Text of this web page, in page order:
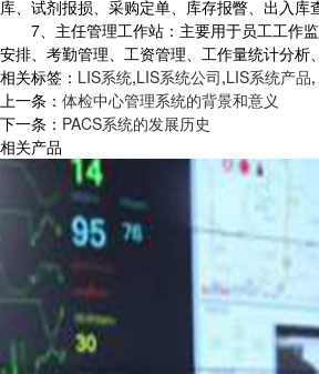
库、试剂报损、采购定单、库存报瞥、出入库
7、主任管理工作站：主要用于员工工作
安排、考勤管理、工资管理、工作量统计分析
相关标签： LIS系统,LIS系统公司,LIS系统产品,
上一条： 体检中心管理系统的背景和意义
下一条： PACS系统的发展历史
相关产品